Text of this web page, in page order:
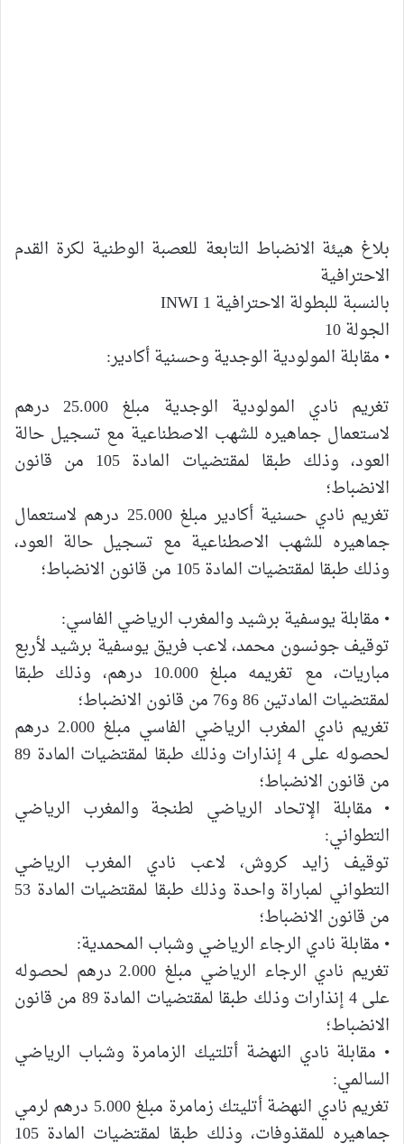
بلاغ هيئة الانضباط التابعة للعصبة الوطنية لكرة القدم
الاحترافية
بالنسبة للبطولة الاحترافية 1 INWI
الجولة 10
• مقابلة المولودية الوجدية وحسنية أكادير:
تغريم نادي المولودية الوجدية مبلغ 25.000 درهم
لاستعمال جماهيره للشهب الاصطناعية مع تسجيل حالة
العود، وذلك طبقا لمقتضيات المادة 105 من قانون
الانضباط؛
تغريم نادي حسنية أكادير مبلغ 25.000 درهم لاستعمال
جماهيره للشهب الاصطناعية مع تسجيل حالة العود،
وذلك طبقا لمقتضيات المادة 105 من قانون الانضباط؛
• مقابلة يوسفية برشيد والمغرب الرياضي الفاسي:
توقيف جونسون محمد، لاعب فريق يوسفية برشيد لأربع
مباريات، مع تغريمه مبلغ 10.000 درهم، وذلك طبقا
لمقتضيات المادتين 86 و76 من قانون الانضباط؛
تغريم نادي المغرب الرياضي الفاسي مبلغ 2.000 درهم
لحصوله على 4 إنذارات وذلك طبقا لمقتضيات المادة 89
من قانون الانضباط؛
• مقابلة الإتحاد الرياضي لطنجة والمغرب الرياضي
التطواني:
توقيف زايد كروش، لاعب نادي المغرب الرياضي
التطواني لمباراة واحدة وذلك طبقا لمقتضيات المادة 53
من قانون الانضباط؛
• مقابلة نادي الرجاء الرياضي وشباب المحمدية:
تغريم نادي الرجاء الرياضي مبلغ 2.000 درهم لحصوله
على 4 إنذارات وذلك طبقا لمقتضيات المادة 89 من قانون
الانضباط؛
• مقابلة نادي النهضة أتلتيك الزمامرة وشباب الرياضي
السالمي:
تغريم نادي النهضة أتليتك زمامرة مبلغ 5.000 درهم لرمي
جماهيره للمقذوفات، وذلك طبقا لمقتضيات المادة 105